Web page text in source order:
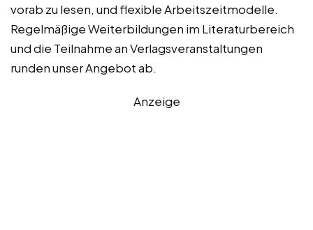
vorab zu lesen, und flexible Arbeitszeitmodelle.
Regelmäßige Weiterbildungen im Literaturbereich
und die Teilnahme an Verlagsveranstaltungen
runden unser Angebot ab.
Anzeige